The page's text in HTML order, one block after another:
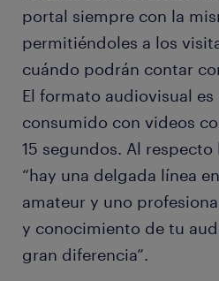
portal siempre con la
permitiéndoles a los
cuándo podrán contar
El formato audiovisual
consumido con videos
15 segundos. Al
“hay una delgada línea
amateur y uno
y conocimiento de tu
gran diferencia”.